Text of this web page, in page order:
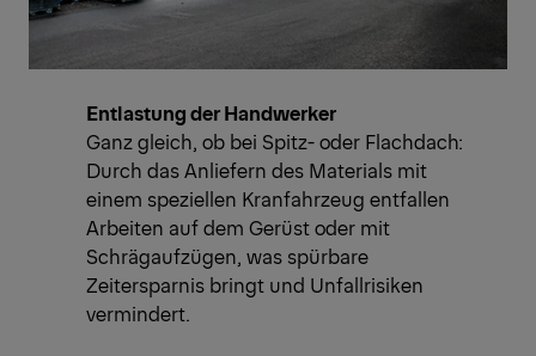
Entlastung der Handwerker
Ganz gleich, ob bei Spitz- oder Flachdach:
Durch das Anliefern des Materials mit
einem speziellen Kranfahrzeug entfallen
Arbeiten auf dem Gerüst oder mit
Schrägaufzügen, was spürbare
Zeitersparnis bringt und Unfallrisiken
vermindert.